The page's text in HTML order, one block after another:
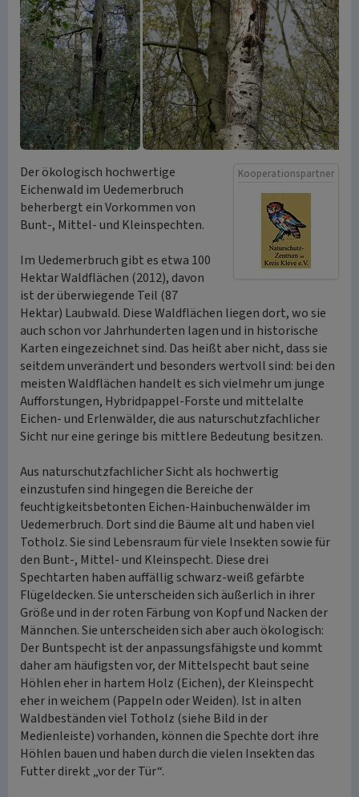
Kooperationspartner
Der ökologisch hochwertige
Eichenwald im Uedemerbruch
beherbergt ein Vorkommen von
Bunt-, Mittel- und Kleinspechten.
Im Uedemerbruch gibt es etwa 100
Hektar Waldflächen (2012), davon
ist der überwiegende Teil (87
Hektar) Laubwald. Diese Waldflächen liegen dort, wo sie
auch schon vor Jahrhunderten lagen und in historische
Karten eingezeichnet sind. Das heißt aber nicht, dass sie
seitdem unverändert und besonders wertvoll sind: bei den
meisten Waldflächen handelt es sich vielmehr um junge
Aufforstungen, Hybridpappel-Forste und mittelalte
Eichen- und Erlenwälder, die aus naturschutzfachlicher
Sicht nur eine geringe bis mittlere Bedeutung besitzen.
Aus naturschutzfachlicher Sicht als hochwertig
einzustufen sind hingegen die Bereiche der
feuchtigkeitsbetonten Eichen-Hainbuchenwälder im
Uedemerbruch. Dort sind die Bäume alt und haben viel
Totholz. Sie sind Lebensraum für viele Insekten sowie für
den Bunt-, Mittel- und Kleinspecht. Diese drei
Spechtarten haben auffällig schwarz-weiß gefärbte
Flügeldecken. Sie unterscheiden sich äußerlich in ihrer
Größe und in der roten Färbung von Kopf und Nacken der
Männchen. Sie unterscheiden sich aber auch ökologisch:
Der Buntspecht ist der anpassungsfähigste und kommt
daher am häufigsten vor, der Mittelspecht baut seine
Höhlen eher in hartem Holz (Eichen), der Kleinspecht
eher in weichem (Pappeln oder Weiden). Ist in alten
Waldbeständen viel Totholz (siehe Bild in der
Medienleiste) vorhanden, können die Spechte dort ihre
Höhlen bauen und haben durch die vielen Insekten das
Futter direkt „vor der Tür“.